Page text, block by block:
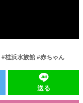
#桂浜水族館#赤ちゃん
送る